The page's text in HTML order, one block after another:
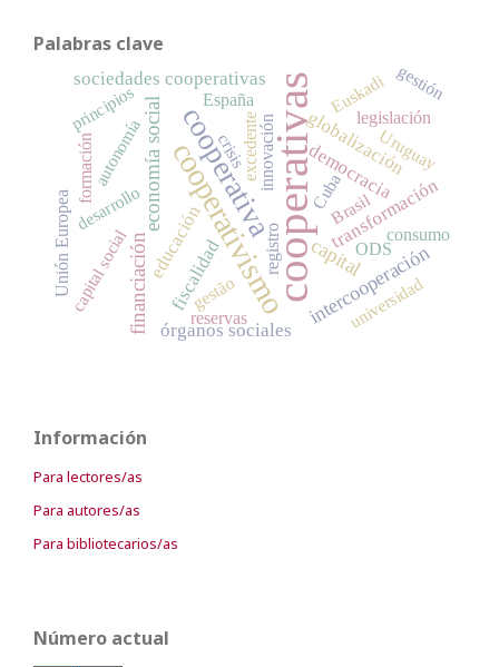
Palabras clave
cooperativas
cooperativismo
cooperativa
economía social
financiación capital
intercooperación
fiscalidad
transformación
educación
órganos sociales
sociedades cooperativas
democracia
globalización
innovación
desarrollo
capital social universidad
Cuba
autonomía legislación
Uruguay
crisis
España
formación
Euskadi
Unión Europea
principios
reservas
excedente
registro consumo
Brasil
gestão
gestión
ODS
Información
Para lectores/as
Para autores/as
Para bibliotecarios/as
Número actual